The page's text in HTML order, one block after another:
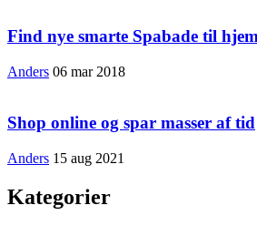
Find nye smarte Spabade til
Anders 06 mar 2018
Shop online og spar masser af tid
Anders 15 aug 2021
Kategorier